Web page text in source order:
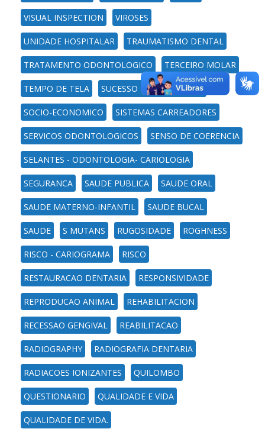
VISUAL INSPECTION VIROSES
UNIDADE HOSPITALAR TRAUMATISMO DENTAL
TRATAMENTO ODONTOLOGICO TERCEIRO MOLAR
TEMPO DE TELA SUCESSO ENDODONTICO
SOCIO-ECONOMICO SISTEMAS CARREADORES
SERVICOS ODONTOLOGICOS SENSO DE COERENCIA
SELANTES - ODONTOLOGIA- CARIOLOGIA
SEGURANCA SAUDE PUBLICA SAUDE ORAL
SAUDE MATERNO-INFANTIL SAUDE BUCAL
SAUDE S MUTANS RUGOSIDADE ROGHNESS
RISCO - CARIOGRAMA RISCO
RESTAURACAO DENTARIA RESPONSIVIDADE
REPRODUCAO ANIMAL REHABILITACION
RECESSAO GENGIVAL REABILITACAO
RADIOGRAPHY RADIOGRAFIA DENTARIA
RADIACOES IONIZANTES QUILOMBO
QUESTIONARIO QUALIDADE E VIDA
QUALIDADE DE VIDA.